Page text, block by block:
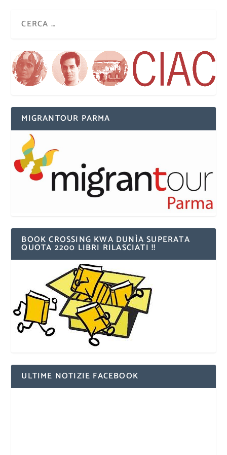
MIGRANTOUR PARMA
BOOK CROSSING KWA DUNÌA SUPERATA
QUOTA 2200 LIBRI RILASCIATI !!
ULTIME NOTIZIE FACEBOOK